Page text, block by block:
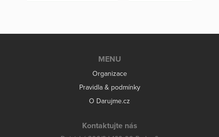
MENU
Organizace
Pravidla & podmínky
O Darujme.cz
Kontaktujte nás